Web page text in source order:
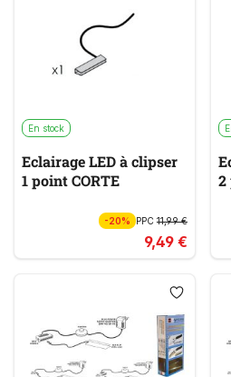
En stock
Eclairage LED à clipser
1 point CORTE
-20% PPC 11,99 €
9,49 €
2